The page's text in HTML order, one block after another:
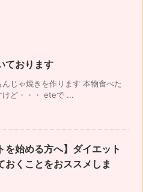
ております
じゃ焼きを作ります 本物食べた
けど・・・ eteで ...
を始める方へ】ダイエット
おくことをおススメしま